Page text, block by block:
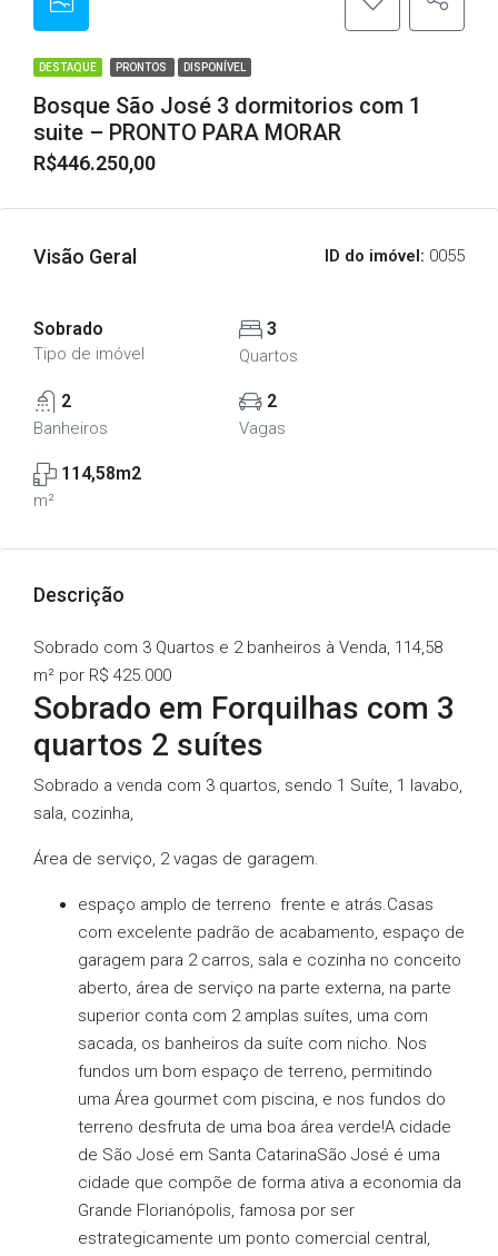
DESTAQUE PRONTOS DISPONÍVEL
Bosque São José 3 dormitorios com 1
suite – PRONTO PARA MORAR
R$446.250,00
Visão Geral ID do imóvel: 0055
Sobrado
Tipo de imóvel
3
Quartos
2
Banheiros
2
Vagas
114,58m2
m²
Descrição
Sobrado com 3 Quartos e 2 banheiros à Venda, 114,58
m² por R$ 425.000
Sobrado em Forquilhas com 3
quartos 2 suítes
Sobrado a venda com 3 quartos, sendo 1 Suíte, 1 lavabo,
sala, cozinha,
Área de serviço, 2 vagas de garagem.
espaço amplo de terreno frente e atrás.Casas
com excelente padrão de acabamento, espaço de
garagem para 2 carros, sala e cozinha no conceito
aberto, área de serviço na parte externa, na parte
superior conta com 2 amplas suítes, uma com
sacada, os banheiros da suíte com nicho. Nos
fundos um bom espaço de terreno, permitindo
uma Área gourmet com piscina, e nos fundos do
terreno desfruta de uma boa área verde!A cidade
de São José em Santa CatarinaSão José é uma
cidade que compõe de forma ativa a economia da
Grande Florianópolis, famosa por ser
estrategicamente um ponto comercial central,